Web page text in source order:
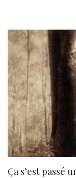
Ça s’est passé